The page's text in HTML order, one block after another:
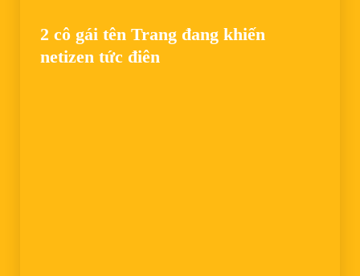
2 cô gái tên Trang đang khiến
netizen tức điên